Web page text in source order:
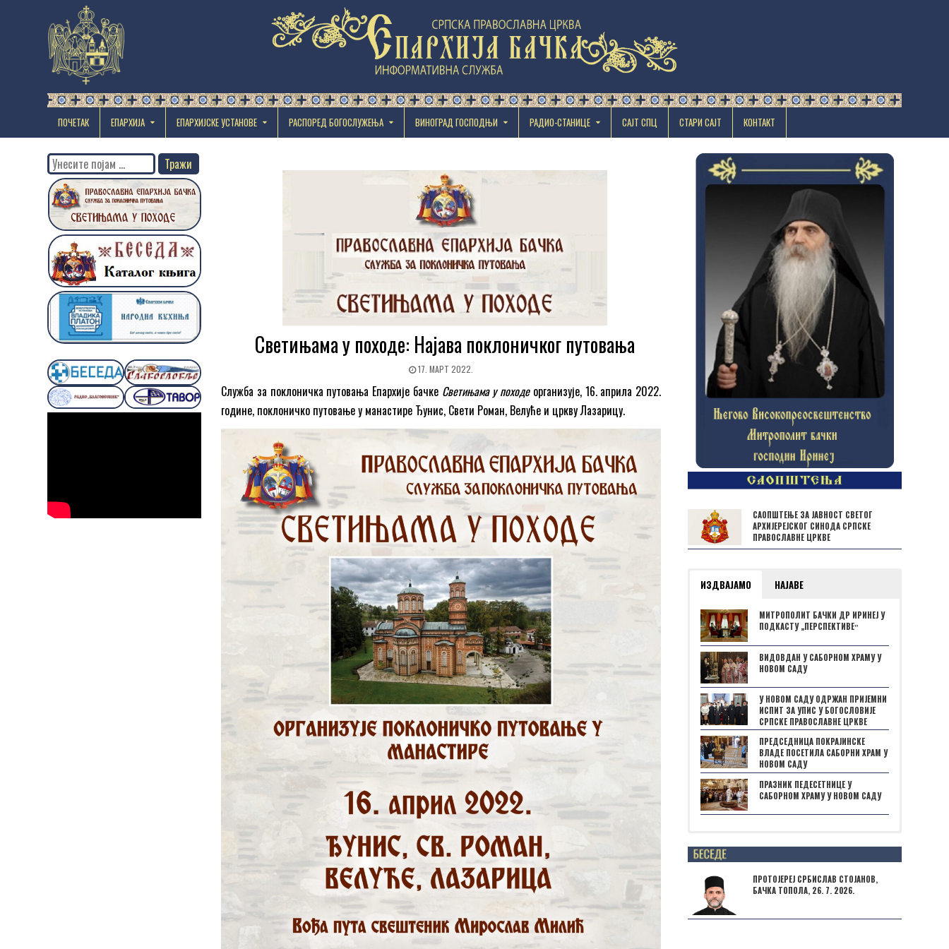
ПОЧЕТАК ЕПАРХИЈА EПАРХИЈСКЕ УСТАНОВЕ РАСПОРЕД БОГОСЛУЖЕЊА ВИНОГРАД ГОСПОДЊИ РАДИО-СТАНИЦЕ САЈТ СПЦ СТАРИ САЈТ КОНТАКТ
Светињама у походе: Најава поклоничког путовања
17. МАРТ 2022.
Служба за поклоничка путовања Епархије бачке Светињама у походеорганизује, 16. априла 2022.
године, поклоничко путовање у манастире Ђунис, Свети Роман, Велуће и цркву Лазарицу.
Search
for:
САОПШТЕЊЕ ЗА ЈАВНОСТ СВЕТОГ
АРХИЈЕРЕЈСКОГ СИНОДА СРПСКЕ
ПРАВОСЛАВНЕ ЦРКВЕ
ИЗДВАЈАМО НАЈАВЕ
МИТРОПОЛИТ БАЧКИ ДР ИРИНЕЈ У
ПОДКАСТУ „ПЕРСПЕКТИВЕˮ
ВИДОВДАН У САБОРНОМ ХРАМУ У
НОВОМ САДУ
У НОВОМ САДУ ОДРЖАН ПРИЈЕМНИ
ИСПИТ ЗА УПИС У БОГОСЛОВИЈЕ
СРПСКЕ ПРАВОСЛАВНЕ ЦРКВЕ
ПРЕДСЕДНИЦА ПОКРАЈИНСКЕ
ВЛАДЕ ПОСЕТИЛА САБОРНИ ХРАМ У
НОВОМ САДУ
ПРАЗНИК ПЕДЕСЕТНИЦЕ У
САБОРНОМ ХРАМУ У НОВОМ САДУ
Posts not found
ПРОТОЈЕРЕЈ СРБИСЛАВ СТОЈАНОВ,
БАЧКА ТОПОЛА, 26. 7. 2026.